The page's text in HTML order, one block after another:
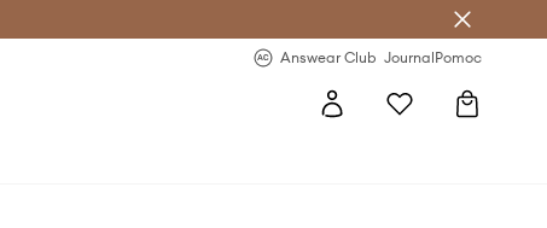
Answear Club JournalPomoc